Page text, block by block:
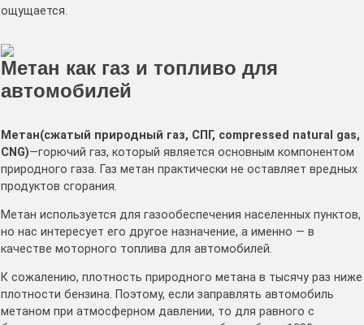
ощущается.
Метан как газ и топливо для
автомобилей
Метан(сжатый природный газ, СПГ, сompressed natural gas,
CNG)—горючий газ, который является основным компонентом
природного газа. Газ метан практически не оставляет вредных
продуктов сгорания.
Метан используется для газообеспечения населенных пунктов,
но нас интересует его другое назначение, а именно — в
качестве моторного топлива для автомобилей.
К сожалению, плотность природного метана в тысячу раз ниже
плотности бензина. Поэтому, если заправлять автомобиль
метаном при атмосферном давлении, то для равного с